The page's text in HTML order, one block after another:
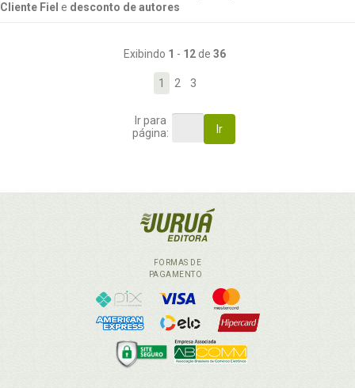
Cliente Fiel e desconto de autores
Exibindo 1 - 12de 36
1 2 3
Ir para
página:
Ir
FORMAS DE
PAGAMENTO